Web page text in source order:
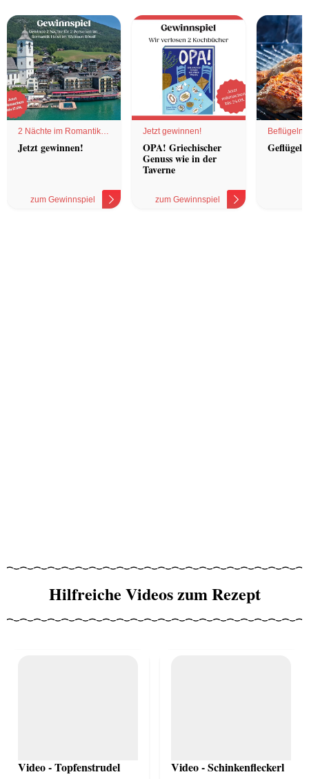
2 Nächte im Romantik
Hotel
Jetzt gewinnen!
zum Gewinnspiel
Jetzt gewinnen!
OPA! Griechischer
Genuss wie in der
Taverne
zum Gewinnspiel
Geflügel
Hilfreiche Videos zum Rezept
Video - Topfenstrudel Video - Schinkenfleckerl